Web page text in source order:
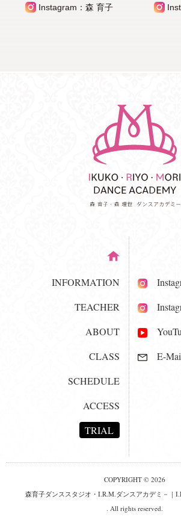
Instagram：森 育子
INFORMATION
TEACHER
ABOUT
CLASS
SCHEDULE
ACCESS
TRIAL
E-
COPYRIGHT © 2026
森育子ダンススタジオ・I.R.M.ダンスアカデミ－｜
. All rights reserved.